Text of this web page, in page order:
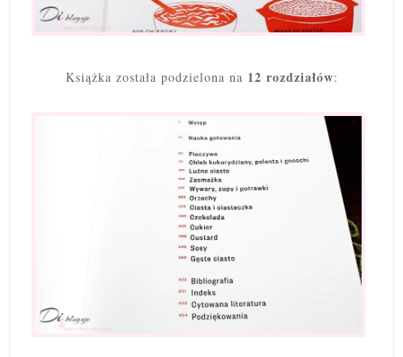
Książka została podzielona na 12 rozdziałów: